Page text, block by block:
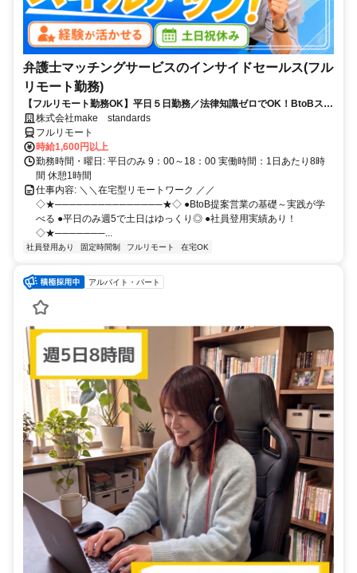
弁護士マッチングサービスのインサイドセールス(フル
リモート勤務)
【フルリモート勤務OK】平日５日勤務／法律知識ゼロでOK！BtoBスキ
ルが身につく営業職
株式会社make standards
フルリモート
時給1,600円以上
勤務時間・曜日: 平日のみ 9：00～18：00 実働時間：1日あたり8時
間 休憩1時間
仕事内容: ＼＼在宅型リモートワーク ／／
◇★───────────────★◇ ●BtoB提案営業の基礎～実践が学
べる ●平日のみ週5で土日はゆっくり◎ ●社員登用実績あり！
◇★───────...
社員登用あり 固定時間制 フルリモート 在宅OK
アルバイト・パート